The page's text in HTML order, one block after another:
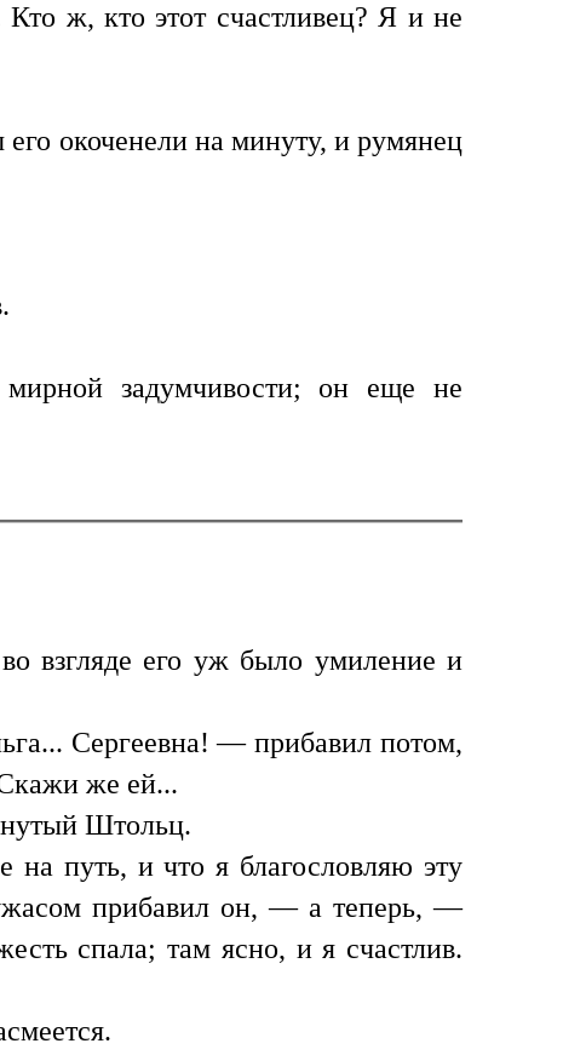
ж, кто этот счастливец? Я и не
окоченели на минуту, и румянец
задумчивости; он еще не
взгляде его уж было умиление и
Сергеевна! — прибавил потом,
же ей...
Штольц.
путь, и что я благословляю эту
прибавил он, — а теперь, —
спала; там ясно, и я счастлив.